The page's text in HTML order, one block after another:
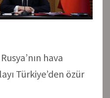
hava
Türkiye’den özür